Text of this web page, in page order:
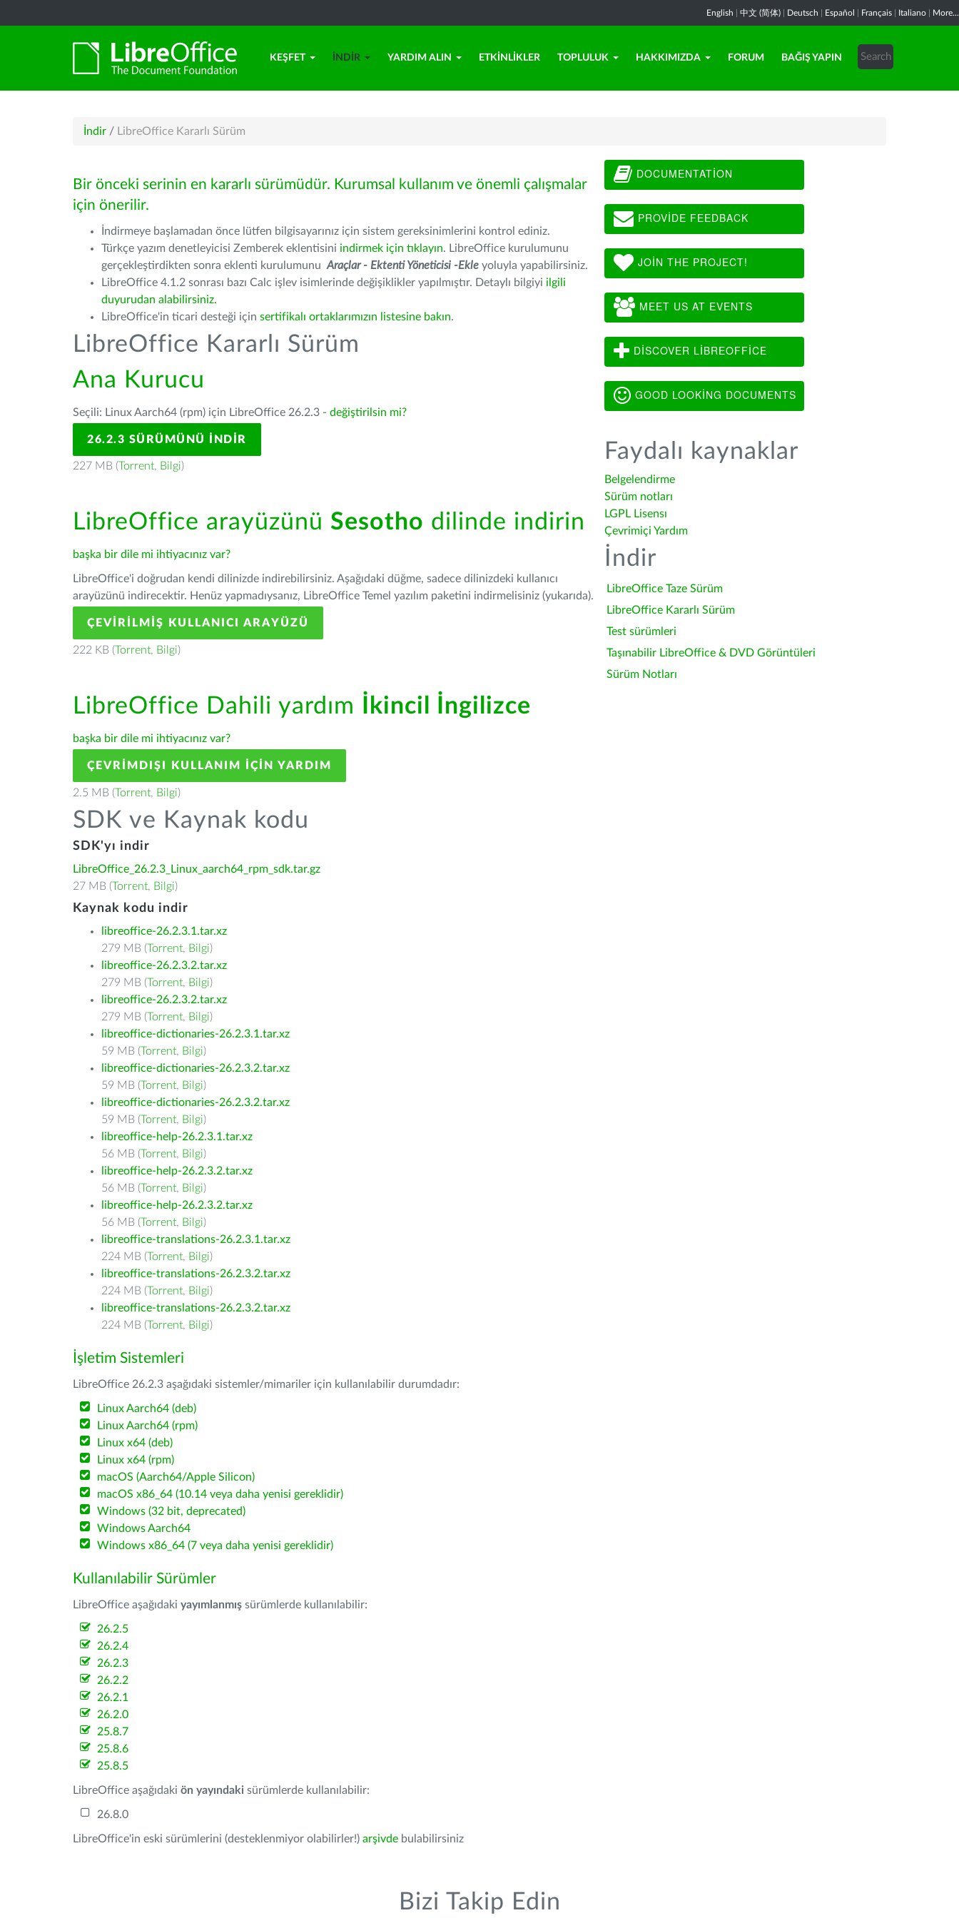
English 中文 (简体) Deutsch Español Français Italiano More...
KEŞFET İNDIR YARDIM ALIN ETKINLIKLER TOPLULUK HAKKIMIZDA FORUM BAĞIŞ YAPIN
İndir / LibreOffice Kararlı Sürüm
Bir önceki serinin en kararlı sürümüdür. Kurumsal kullanım ve önemli çalışmalar
için önerilir.
İndirmeye başlamadan önce lütfen bilgisayarınız için sistem gereksinimlerini kontrol ediniz.
Türkçe yazım denetleyicisi Zemberek eklentisini indirmek için tıklayın. LibreOffice kurulumunu
gerçekleştirdikten sonra eklenti kurulumunu Araçlar - Ektenti Yöneticisi -Ekle yoluyla yapabilirsiniz.
LibreOffice 4.1.2 sonrası bazı Calc işlev isimlerinde değişiklikler yapılmıştır. Detaylı bilgiyi ilgili
duyurudan alabilirsiniz.
LibreOffice'in ticari desteği için sertifikalı ortaklarımızın listesine bakın.
LibreOffice Kararlı Sürüm
Ana Kurucu
Seçili: Linux Aarch64 (rpm) için LibreOffice 26.2.3 - değiştirilsin mi?
26.2.3 SÜRÜMÜNÜ İNDIR
227 MB (Torrent, Bilgi)
LibreOffice arayüzünü Sesotho dilinde indirin
başka bir dile mi ihtiyacınız var?
LibreOffice'i doğrudan kendi dilinizde indirebilirsiniz. Aşağıdaki düğme, sadece dilinizdeki kullanıcı
arayüzünü indirecektir. Henüz yapmadıysanız, LibreOffice Temel yazılım paketini indirmelisiniz (yukarıda).
ÇEVIRILMIŞ KULLANICI ARAYÜZÜ
222 KB (Torrent, Bilgi)
LibreOffice Dahili yardım İkincil İngilizce
başka bir dile mi ihtiyacınız var?
ÇEVRIMDIŞI KULLANIM IÇIN YARDIM
2.5 MB (Torrent, Bilgi)
SDK ve Kaynak kodu
SDK'yı indir
LibreOffice_26.2.3_Linux_aarch64_rpm_sdk.tar.gz
27 MB (Torrent, Bilgi)
Kaynak kodu indir
libreoffice-26.2.3.1.tar.xz
279 MB (Torrent, Bilgi)
libreoffice-26.2.3.2.tar.xz
279 MB (Torrent, Bilgi)
libreoffice-26.2.3.2.tar.xz
279 MB (Torrent, Bilgi)
libreoffice-dictionaries-26.2.3.1.tar.xz
59 MB (Torrent, Bilgi)
libreoffice-dictionaries-26.2.3.2.tar.xz
59 MB (Torrent, Bilgi)
libreoffice-dictionaries-26.2.3.2.tar.xz
59 MB (Torrent, Bilgi)
libreoffice-help-26.2.3.1.tar.xz
56 MB (Torrent, Bilgi)
libreoffice-help-26.2.3.2.tar.xz
56 MB (Torrent, Bilgi)
libreoffice-help-26.2.3.2.tar.xz
56 MB (Torrent, Bilgi)
libreoffice-translations-26.2.3.1.tar.xz
224 MB (Torrent, Bilgi)
libreoffice-translations-26.2.3.2.tar.xz
224 MB (Torrent, Bilgi)
libreoffice-translations-26.2.3.2.tar.xz
224 MB (Torrent, Bilgi)
İşletim Sistemleri
LibreOffice 26.2.3 aşağıdaki sistemler/mimariler için kullanılabilir durumdadır:
Linux Aarch64 (deb)
Linux Aarch64 (rpm)
Linux x64 (deb)
Linux x64 (rpm)
macOS (Aarch64/Apple Silicon)
macOS x86_64 (10.14 veya daha yenisi gereklidir)
Windows (32 bit, deprecated)
Windows Aarch64
Windows x86_64 (7 veya daha yenisi gereklidir)
Kullanılabilir Sürümler
LibreOffice aşağıdaki yayımlanmış sürümlerde kullanılabilir:
26.2.5
26.2.4
26.2.3
26.2.2
26.2.1
26.2.0
25.8.7
25.8.6
25.8.5
LibreOffice aşağıdaki ön yayındaki sürümlerde kullanılabilir:
26.8.0
LibreOffice'in eski sürümlerini (desteklenmiyor olabilirler!) arşivde bulabilirsiniz
DOCUMENTATION
PROVIDE FEEDBACK
JOIN THE PROJECT!
MEET US AT EVENTS
DISCOVER LIBREOFFICE
GOOD LOOKING DOCUMENTS
Faydalı kaynaklar
Belgelendirme
Sürüm notları
LGPL Lisensı
Çevrimiçi Yardım
İndir
LibreOffice Taze Sürüm
LibreOffice Kararlı Sürüm
Test sürümleri
Taşınabilir LibreOffice & DVD Görüntüleri
Sürüm Notları
Bizi Takip Edin